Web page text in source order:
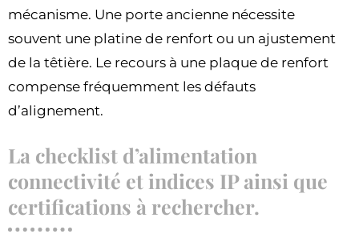
mécanisme. Une porte ancienne nécessite
souvent une platine de renfort ou un ajustement
de la têtière. Le recours à une plaque de renfort
compense fréquemment les défauts
d’alignement.
La checklist d’alimentation
connectivité et indices IP ainsi que
certifications à rechercher.